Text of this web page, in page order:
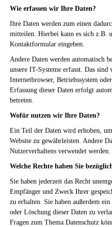
Wie erfassen wir Ihre Daten?
Ihre Daten werden zum einen
mitteilen. Hierbei kann es sich z.B.
Kontaktformular eingeben.
Andere Daten werden automatisch
unsere IT-Systeme erfasst. Das
Internetbrowser, Betriebssystem
Erfassung dieser Daten erfolgt
betreten.
Wofür nutzen wir Ihre Daten?
Ein Teil der Daten wird erhoben,
Website zu gewährleisten. Andere
Nutzerverhaltens verwendet werden.
Welche Rechte haben Sie
Sie haben jederzeit das Recht
Empfänger und Zweck Ihrer
zu erhalten. Sie haben außerdem
oder Löschung dieser Daten zu
Fragen zum Thema Datenschutz